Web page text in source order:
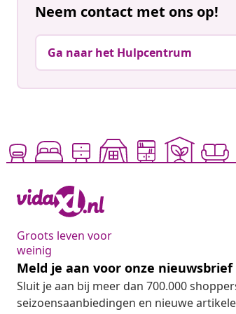
Neem contact met ons op!
Ga naar het Hulpcentrum
Groots leven voor
weinig
Meld je aan voor onze nieuwsbrief
Sluit je aan bij meer dan 700.000
seizoensaanbiedingen en nieuwe